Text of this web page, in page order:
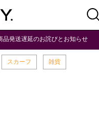
品発送遅延のお詫びとお知らせ
スカーフ 雑貨